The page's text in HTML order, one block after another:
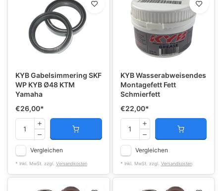
KYB Gabelsimmering SKF
WP KYB Ø48 KTM
Yamaha
€26,00*
Vergleichen
* Inkl. MwSt. zzgl. Versandkosten
KYB Wasserabweisendes
Montagefett Fett
Schmierfett
€22,00*
Vergleichen
* Inkl. MwSt. zzgl. Versandkosten